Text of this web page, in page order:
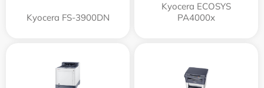
Kyocera FS-3900DN
Kyocera ECOSYS
PA4000x